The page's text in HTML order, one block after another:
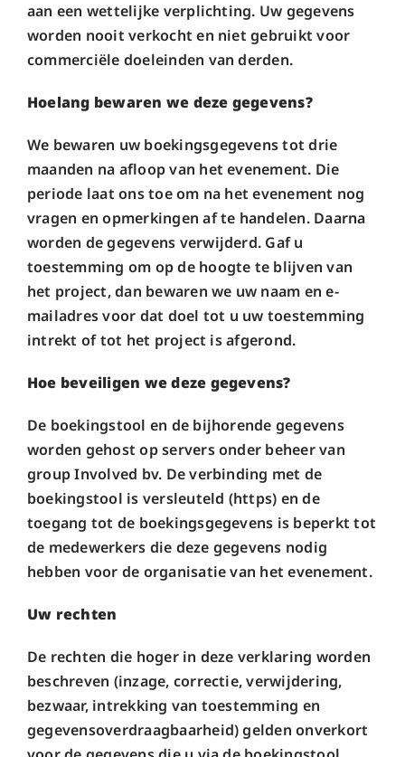
aan een wettelijke verplichting. Uw gegevens
worden nooit verkocht en niet gebruikt voor
commerciële doeleinden van derden.
Hoelang bewaren we deze gegevens?
We bewaren uw boekingsgegevens tot drie
maanden na afloop van het evenement. Die
periode laat ons toe om na het evenement nog
vragen en opmerkingen af te handelen. Daarna
worden de gegevens verwijderd. Gaf u
toestemming om op de hoogte te blijven van
het project, dan bewaren we uw naam en e-
mailadres voor dat doel tot u uw toestemming
intrekt of tot het project is afgerond.
Hoe beveiligen we deze gegevens?
De boekingstool en de bijhorende gegevens
worden gehost op servers onder beheer van
group Involved bv. De verbinding met de
boekingstool is versleuteld (https) en de
toegang tot de boekingsgegevens is beperkt tot
de medewerkers die deze gegevens nodig
hebben voor de organisatie van het evenement.
Uw rechten
De rechten die hoger in deze verklaring worden
beschreven (inzage, correctie, verwijdering,
bezwaar, intrekking van toestemming en
gegevensoverdraagbaarheid) gelden onverkort